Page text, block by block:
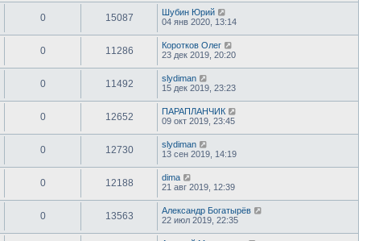
0 15087
Шубин Юрий
04 янв 2020, 13:14
0 11286
Коротков Олег
23 дек 2019, 20:20
0 11492
slydiman
15 дек 2019, 23:23
0 12652
ПАРАПЛАНЧИК
09 окт 2019, 23:45
0 12730
slydiman
13 сен 2019, 14:19
0 12188
dima
21 авг 2019, 12:39
0 13563
Александр Богатырёв
22 июл 2019, 22:35